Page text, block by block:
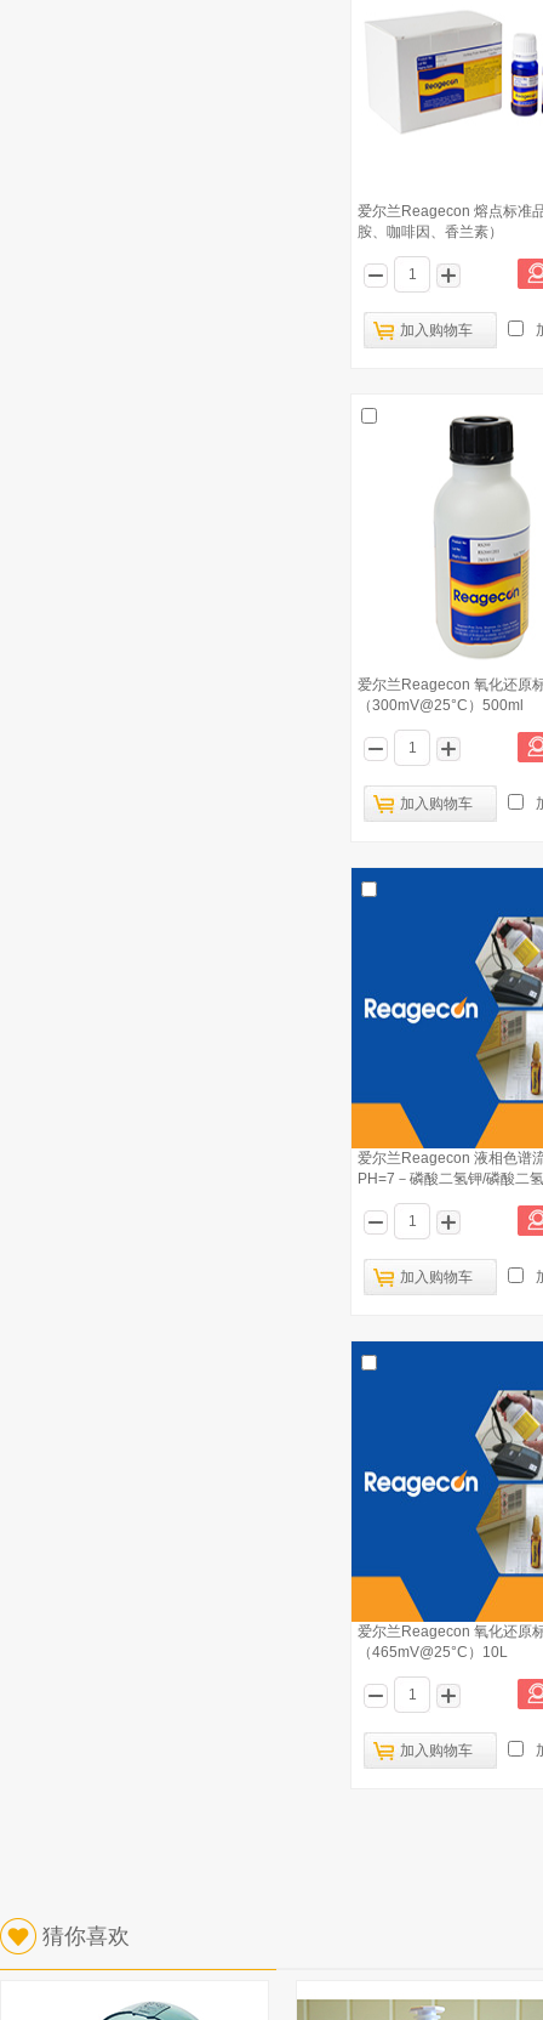
爱尔兰Reagecon 熔点标准
胺、咖啡因、香兰素）
加入购物车
爱尔兰Reagecon 氧化还原
（300mV@25°C）500ml
加入购物车
爱尔兰Reagecon 液相色谱
PH=7－磷酸二氢钾/磷酸二
加入购物车
爱尔兰Reagecon 氧化还原
（465mV@25°C）10L
加入购物车
猜你喜欢